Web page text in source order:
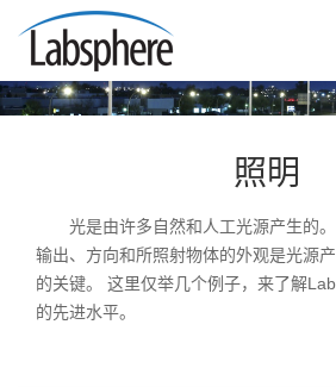
照明
光是由许多自然和人工光源产生的
输出、方向和所照射物体的外观是光源
的关键。 这里仅举几个例子，来了解
的先进水平。